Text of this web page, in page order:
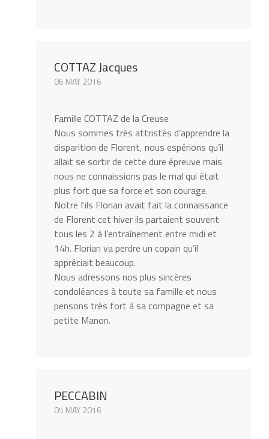
COTTAZ Jacques
06 MAY 2016
Famille COTTAZ de la Creuse
Nous sommes très attristés d’apprendre la
disparition de Florent, nous espérions qu’il
allait se sortir de cette dure épreuve mais
nous ne connaissions pas le mal qui était
plus fort que sa force et son courage.
Notre fils Florian avait fait la connaissance
de Florent cet hiver ils partaient souvent
tous les 2 à l’entraînement entre midi et
14h. Florian va perdre un copain qu’il
appréciait beaucoup.
Nous adressons nos plus sincères
condoléances à toute sa famille et nous
pensons très fort à sa compagne et sa
petite Manon.
PECCABIN
05 MAY 2016